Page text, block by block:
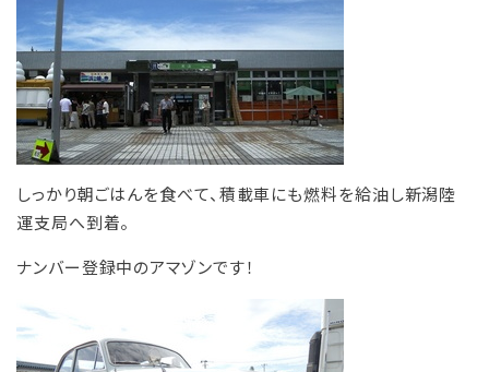
しっかり朝ごはんを食べて、積載車にも燃料を給油し新潟陸
運支局へ到着。
ナンバー登録中のアマゾンです！